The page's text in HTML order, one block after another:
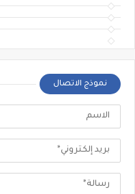
نموذج الاتصال